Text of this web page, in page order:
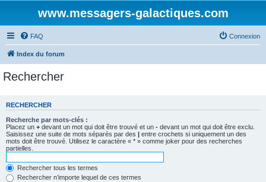
www.messagers-galactiques.com
FAQ Connexion
Index du forum
Rechercher
RECHERCHER
Recherche par mots-clés :
Placez un + devant un mot qui doit être trouvé et un - devant un mot qui doit être exclu.
Saisissez une suite de mots séparés par des | entre crochets si uniquement un des
mots doit être trouvé. Utilisez le caractère « * » comme joker pour des recherches
partielles.
Rechercher tous les termes
Rechercher n’importe lequel de ces termes